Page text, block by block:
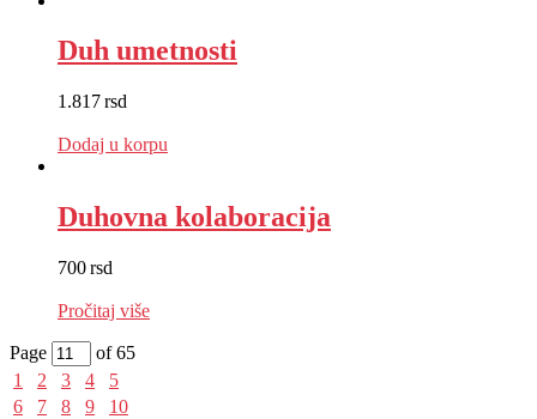
Duh umetnosti
1.817rsd
Dodaj u korpu
Duhovna kolaboracija
700rsd
Pročitaj više
Page
of 65
1
2 3 4
5
6
7 8 9
10